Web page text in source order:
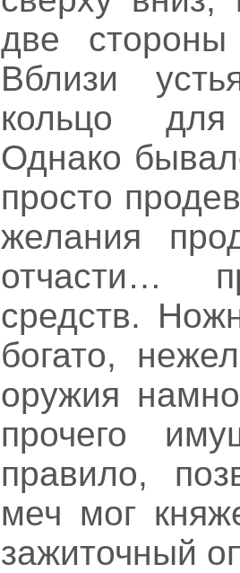
две
Вблизи
кольцо для
Однако
просто
желания
отчасти…
средств.
богато,
оружия
прочего
правило,
меч мог
зажиточный